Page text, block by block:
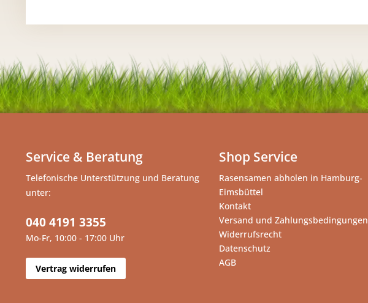
Service & Beratung
Telefonische Unterstützung und Beratung
unter:
040 4191 3355
Mo-Fr, 10:00 - 17:00 Uhr
Vertrag widerrufen
Shop Service
Rasensamen abholen in Hamburg-
Eimsbüttel
Kontakt
Versand und Zahlungsbedingungen
Widerrufsrecht
Datenschutz
AGB